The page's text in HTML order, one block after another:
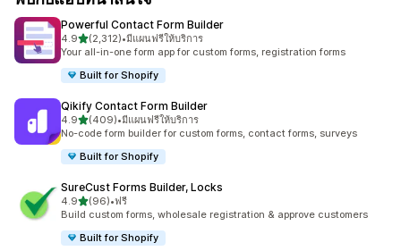
Powerful Contact Form Builder
4.9เต็ม 5 ดาว
(2,312)
ทั้งหมด 2312 รีวิว
•มีแผนฟรีให้บริการ
Your all-in-one form app for custom forms, registration forms
Built for Shopify
Qikify Contact Form Builder
4.9เต็ม 5 ดาว
(409)
ทั้งหมด 409 รีวิว
•มีแผนฟรีให้บริการ
No-code form builder for custom forms, contact forms, surveys
Built for Shopify
SureCust Forms Builder, Locks
4.9เต็ม 5 ดาว
(96)
ทั้งหมด 96 รีวิว
•ฟรี
Build custom forms, wholesale registration & approve customers
Built for Shopify